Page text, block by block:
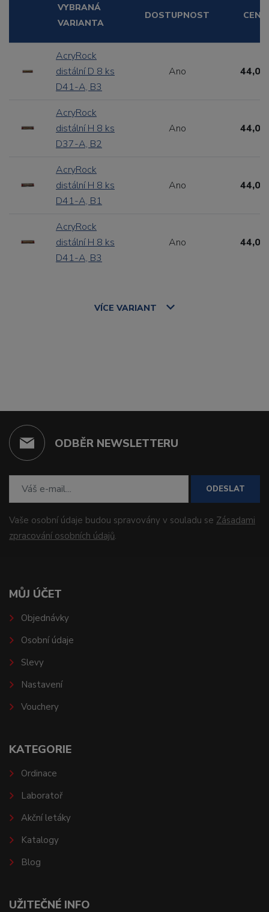
VYBRANÁ
VARIANTA
DOSTUPNOST CENA
AcryRock
distální D 8 ks
D41-A, B3
Ano 44,00
AcryRock
distální H 8 ks
D37-A, B2
Ano 44,00
AcryRock
distální H 8 ks
D41-A, B1
Ano 44,00
AcryRock
distální H 8 ks
D41-A, B3
Ano 44,00
VÍCE VARIANT
ODBĚR NEWSLETTERU
ODESLAT
Vaše osobní údaje budou spravovány v souladu se Zásadami
zpracování osobních údajů.
MŮJ ÚČET
Objednávky
Osobní údaje
Slevy
Nastavení
Vouchery
KATEGORIE
Ordinace
Laboratoř
Akční letáky
Katalogy
Blog
UŽITEČNÉ INFO